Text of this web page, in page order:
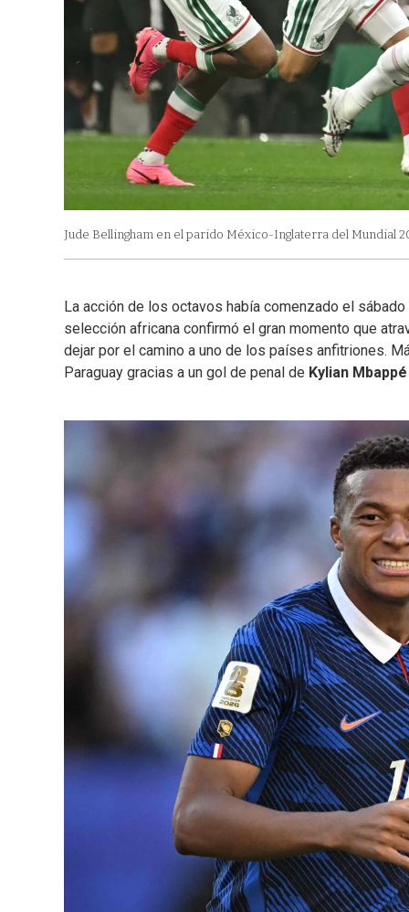
Jude Bellingham en el parido México-Inglaterra del Mundial
La acción de los octavos había comenzado el
selección africana confirmó el gran momento que
dejar por el camino a uno de los países anfitriones.
Paraguay gracias a un gol de penal de Kylian Mbappé